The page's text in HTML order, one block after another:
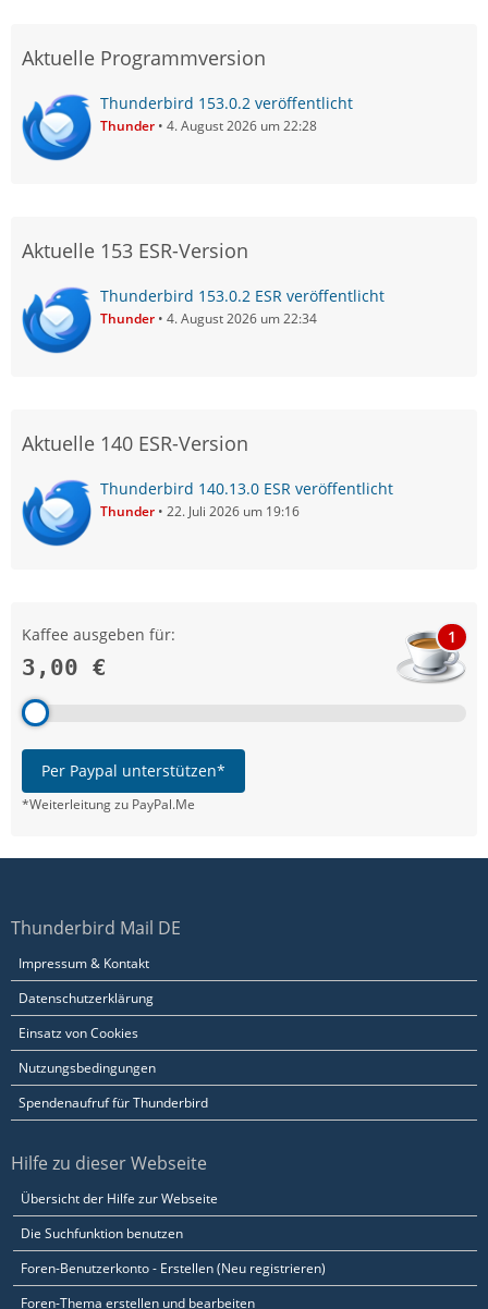
Aktuelle Programmversion
Thunderbird 153.0.2 veröffentlicht
Thunder 4. August 2026 um 22:28
Aktuelle 153 ESR-Version
Thunderbird 153.0.2 ESR veröffentlicht
Thunder 4. August 2026 um 22:34
Aktuelle 140 ESR-Version
Thunderbird 140.13.0 ESR veröffentlicht
Thunder 22. Juli 2026 um 19:16
Kaffee ausgeben für:
3,00 €
1
Per Paypal unterstützen*
*Weiterleitung zu PayPal.Me
Thunderbird Mail DE
Impressum & Kontakt
Datenschutzerklärung
Einsatz von Cookies
Nutzungsbedingungen
Spendenaufruf für Thunderbird
Hilfe zu dieser Webseite
Übersicht der Hilfe zur Webseite
Die Suchfunktion benutzen
Foren-Benutzerkonto - Erstellen (Neu registrieren)
Foren-Thema erstellen und bearbeiten